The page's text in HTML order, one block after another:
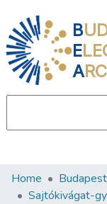
B
E
A
Communities &
Home
Sajtókivágat-